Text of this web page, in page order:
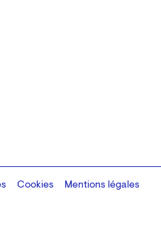
code:8080.studio
Cookies Mentions légales